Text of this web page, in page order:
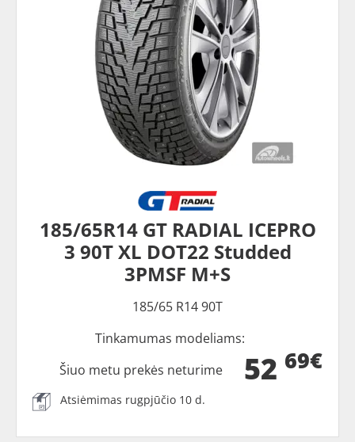
185/65R14 GT RADIAL ICEPRO
3 90T XL DOT22 Studded
3PMSF M+S
185/65 R14 90T
Tinkamumas modeliams:
52 69€
Šiuo metu prekės neturime
Atsiėmimas rugpjūčio 10 d.